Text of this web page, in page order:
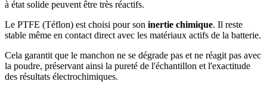
à état solide peuvent être très réactifs.
Le PTFE (Téflon) est choisi pour son inertie chimique. Il reste
stable même en contact direct avec les matériaux actifs de la batterie.
Cela garantit que le manchon ne se dégrade pas et ne réagit pas avec
la poudre, préservant ainsi la pureté de l'échantillon et l'exactitude
des résultats électrochimiques.